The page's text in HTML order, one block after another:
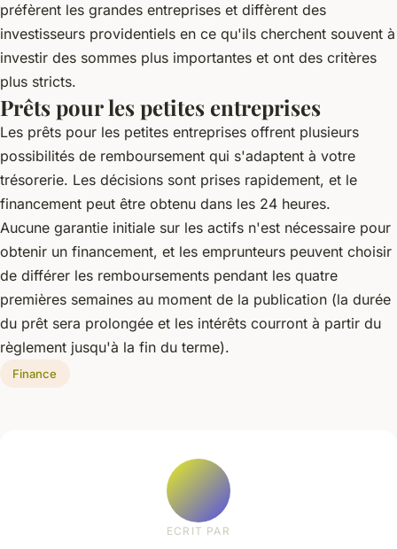
préfèrent les grandes entreprises et diffèrent des
investisseurs providentiels en ce qu'ils cherchent souvent à
investir des sommes plus importantes et ont des critères
plus stricts.
Prêts pour les petites entreprises
Les prêts pour les petites entreprises offrent plusieurs
possibilités de remboursement qui s'adaptent à votre
trésorerie. Les décisions sont prises rapidement, et le
financement peut être obtenu dans les 24 heures.
Aucune garantie initiale sur les actifs n'est nécessaire pour
obtenir un financement, et les emprunteurs peuvent choisir
de différer les remboursements pendant les quatre
premières semaines au moment de la publication (la durée
du prêt sera prolongée et les intérêts courront à partir du
règlement jusqu'à la fin du terme).
Finance
ECRIT PAR